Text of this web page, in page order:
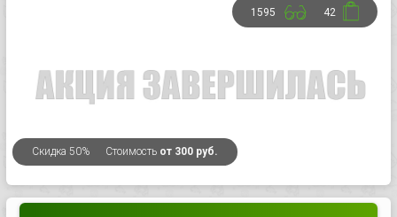
Скидка 50% Стоимость от 300 руб.
1595 42